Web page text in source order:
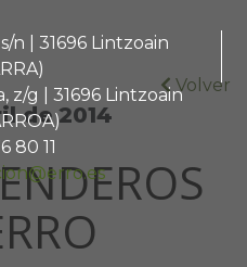
n | 31696 Lintzoain
z/g | 31696 Lintzoain
80 11
Volver
de 2014